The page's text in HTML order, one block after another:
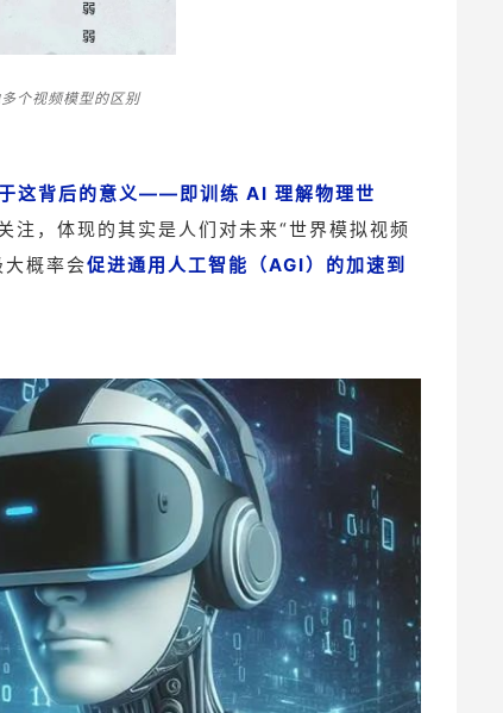
个视频模型的区别
这背后的意义——即训练 AI 理解物理世
注，体现的其实是人们对未来“世界模拟视频
概率会促进通用人工智能（AGI）的加速到